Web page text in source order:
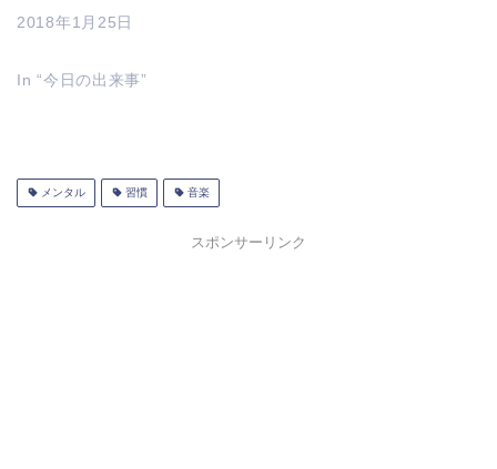
2018年1月25日
In “今日の出来事”
メンタル 習慣 音楽
スポンサーリンク